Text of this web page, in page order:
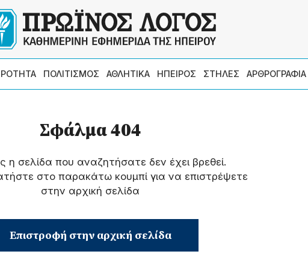
ΠΟΛΙΤΙΣΜΟΣ ΑΘΛΗΤΙΚΑ ΗΠΕΙΡΟΣ ΣΤΗΛΕΣ ΑΡΘΡΟΓΡΑΦΙΑ
Σφάλμα 404
η σελίδα που αναζητήσατε δεν έχει βρεθεί.
στο παρακάτω κουμπί για να επιστρέψετε
στην αρχική σελίδα
Επιστροφή στην αρχική σελίδα